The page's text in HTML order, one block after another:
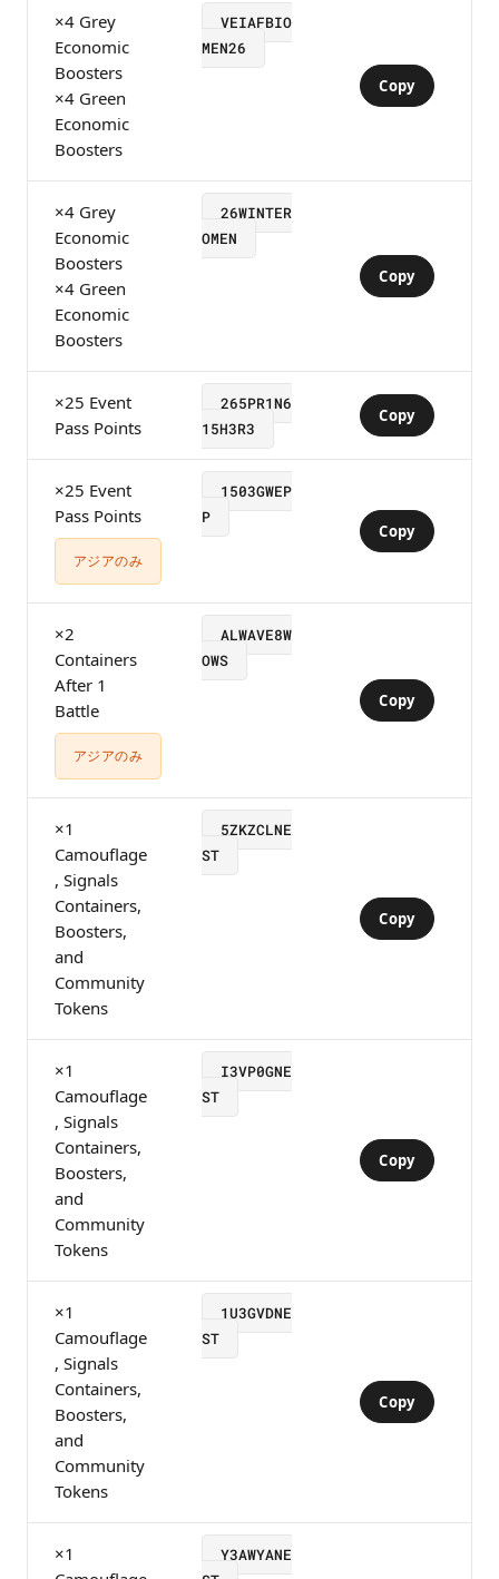
×4 Grey
Economic
Boosters
×4 Green
Economic
Boosters
VEIAFBIO
MEN26
Copy
×4 Grey
Economic
Boosters
×4 Green
Economic
Boosters
26WINTER
OMEN
Copy
×25 Event
Pass Points
265PR1N6
15H3R3
Copy
×25 Event
Pass Points
アジアのみ
1503GWEP
P
Copy
×2
Containers
After 1
Battle
アジアのみ
ALWAVE8W
OWS
Copy
×1
Camouflage
, Signals
Containers,
Boosters,
and
Community
Tokens
5ZKZCLNE
ST
Copy
×1
Camouflage
, Signals
Containers,
Boosters,
and
Community
Tokens
I3VP0GNE
ST
Copy
×1
Camouflage
, Signals
Containers,
Boosters,
and
Community
Tokens
1U3GVDNE
ST
Copy
×1
Y3AWYANE